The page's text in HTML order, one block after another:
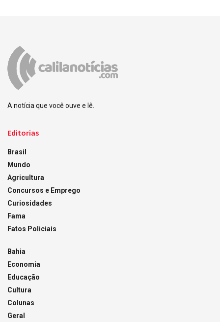
A notícia que você ouve e lê.
Editorias
Brasil
Mundo
Agricultura
Concursos e Emprego
Curiosidades
Fama
Fatos Policiais
Bahia
Economia
Educação
Cultura
Colunas
Geral